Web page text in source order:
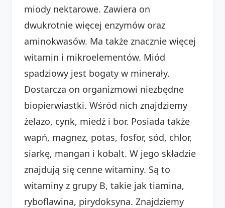
miody nektarowe. Zawiera on
dwukrotnie więcej enzymów oraz
aminokwasów. Ma także znacznie więcej
witamin i mikroelementów. Miód
spadziowy jest bogaty w minerały.
Dostarcza on organizmowi niezbędne
biopierwiastki. Wśród nich znajdziemy
żelazo, cynk, miedź i bor. Posiada także
wapń, magnez, potas, fosfor, sód, chlor,
siarkę, mangan i kobalt. W jego składzie
znajdują się cenne witaminy. Są to
witaminy z grupy B, takie jak tiamina,
ryboflawina, pirydoksyna. Znajdziemy